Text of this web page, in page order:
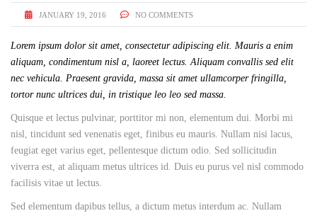
JANUARY 19, 2016 NO COMMENTS
Lorem ipsum dolor sit amet, consectetur adipiscing elit. Mauris a enim
aliquam, condimentum nisl a, laoreet lectus. Aliquam convallis sed elit
nec vehicula. Praesent gravida, massa sit amet ullamcorper fringilla,
tortor nunc ultrices dui, in tristique leo leo sed massa.
Quisque et lectus pulvinar, porttitor mi non, elementum dui. Morbi mi
nisl, tincidunt sed venenatis eget, finibus eu mauris. Nullam nisi lacus,
feugiat eget varius eget, pellentesque dictum odio. Sed sollicitudin
viverra est, at aliquam metus ultrices id. Duis eu purus vel nisl commodo
facilisis vitae ut lectus.
Sed elementum dapibus tellus, a dictum metus interdum ac. Nullam